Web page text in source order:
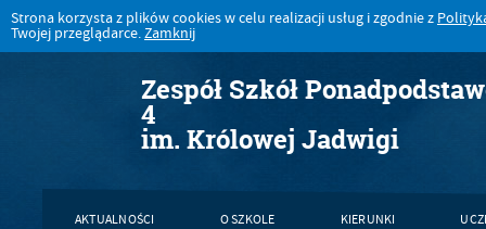
Strona korzysta z plików cookies w celu realizacji usług i zgodnie z
Twojej przeglądarce.Zamknij
Zespół Szkół
4
im. Królowej Jadwigi
AKTUALNOŚCI O SZKOLE KIERUNKI